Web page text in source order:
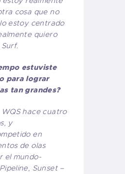
cosa que no
estoy centrado
quiero
estuviste
para lograr
tan grandes?
hace cuatro
y
en
de olas
el mundo-
Sunset –